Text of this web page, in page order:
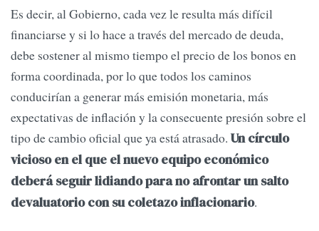
Es decir, al Gobierno, cada vez le resulta más difícil
financiarse y si lo hace a través del mercado de deuda,
debe sostener al mismo tiempo el precio de los bonos en
forma coordinada, por lo que todos los caminos
conducirían a generar más emisión monetaria, más
expectativas de inflación y la consecuente presión sobre el
tipo de cambio oficial que ya está atrasado. Un círculo
vicioso en el que el nuevo equipo económico
deberá seguir lidiando para no afrontar un salto
devaluatorio con su coletazo inflacionario.